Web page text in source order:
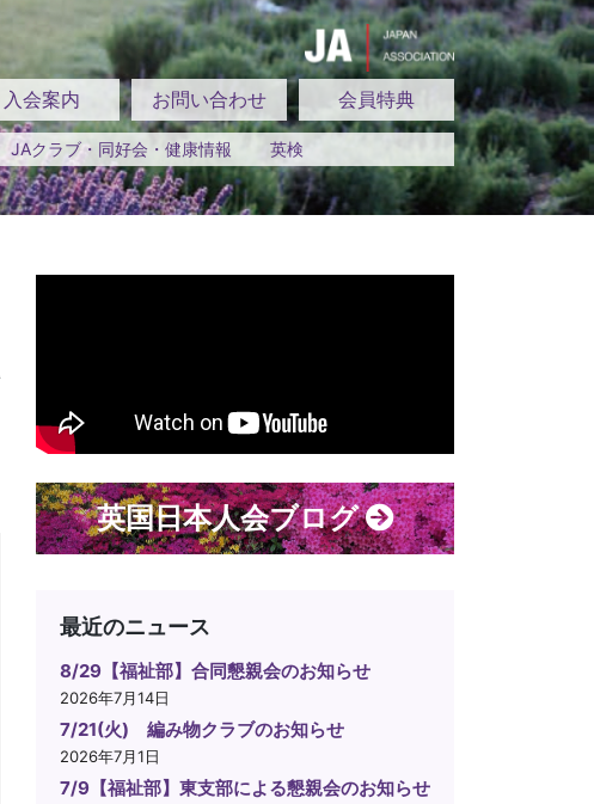
入会案内 お問い合わせ 会員特典
JAクラブ・同好会・健康情報 英検
英国日本人会ブログ
最近のニュース
8/29【福祉部】合同懇親会のお知らせ
2026年7月14日
7/21(火) 編み物クラブのお知らせ
2026年7月1日
7/9【福祉部】東支部による懇親会のお知らせ